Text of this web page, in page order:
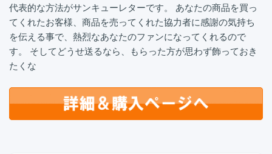
代表的な方法がサンキューレターです。 あなたの商品を買っ
てくれたお客様、商品を売ってくれた協力者に感謝の気持ち
を伝える事で、熱烈なあなたのファンになってくれるので
す。 そしてどうせ送るなら、もらった方が思わず飾っておき
たくな